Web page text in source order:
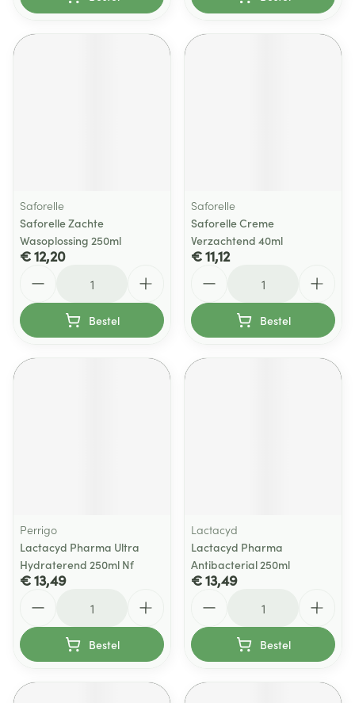
Saforelle
Saforelle Zachte
Wasoplossing 250ml
€ 12,20
Bestel
Saforelle
Saforelle Creme
Verzachtend 40ml
€ 11,12
Bestel
Perrigo
Lactacyd Pharma Ultra
Hydraterend 250ml Nf
€ 13,49
Bestel
Lactacyd
Lactacyd Pharma
Antibacterial 250ml
€ 13,49
Bestel